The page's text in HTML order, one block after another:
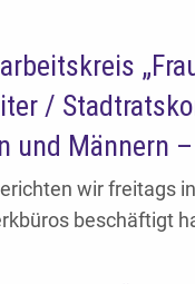
/
und Männern
wir
beschäftigt